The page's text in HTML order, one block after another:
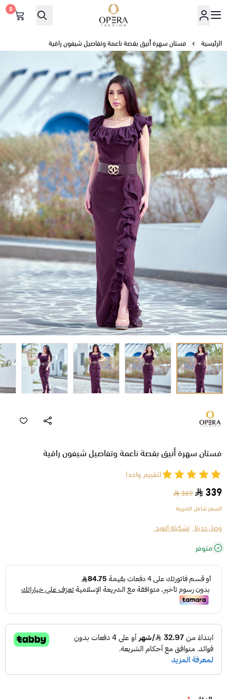
أوبرا فاشن
0
الرئيسية فستان سهرة أنيق بقصة ناعمة وتفاصيل شيفون راقية
فستان سهرة أنيق بقصة ناعمة وتفاصيل شيفون راقية
(تقييم واحد)
339
369
السعر شامل الضريبة
وصل حديثا , تشكيلة العيد ,
متوفر